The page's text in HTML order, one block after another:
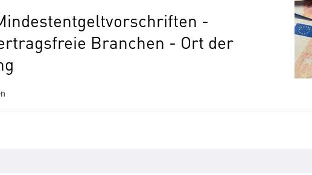
-
Branchen - Ort der